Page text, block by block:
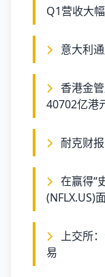
Q1营收大
意大利
40702亿港
耐克财
(NFLX.US)
易